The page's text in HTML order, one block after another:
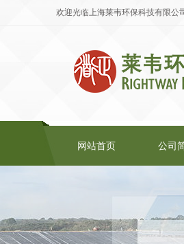
欢迎光临上海莱韦环保科技有限公
网站首页 公司